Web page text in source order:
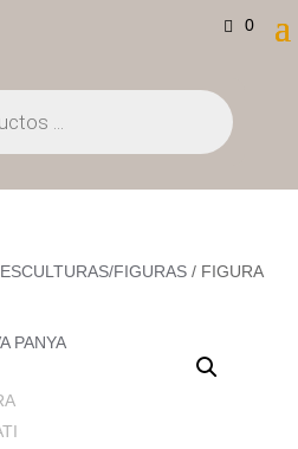
0
ESCULTURAS/FIGURAS/ FIGURA